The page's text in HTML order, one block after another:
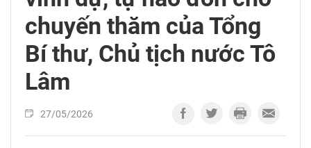
chuyến thăm của Tổng
Bí thư, Chủ tịch nước Tô
Lâm
27/05/2026